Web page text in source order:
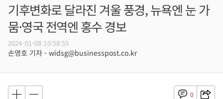
기후변화로 달라진 겨울 풍경, 뉴욕엔 눈 가
뭄·영국 전역엔 홍수 경보
2024-01-08 10:58:55
손영호 기자 - widsg@businesspost.co.kr
0